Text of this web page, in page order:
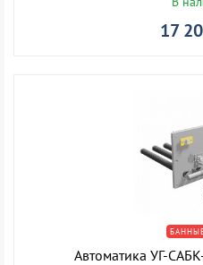
17
Автоматика УГ-